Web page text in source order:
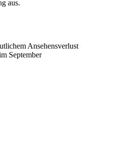
aus.
Ansehensverlust
September